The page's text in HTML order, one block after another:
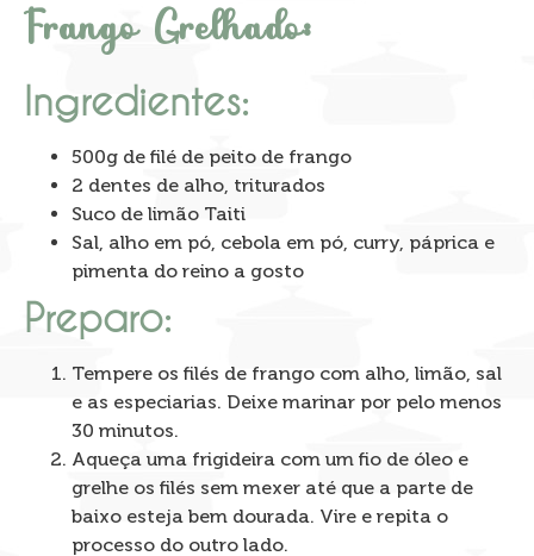
Frango Grelhado:
Ingredientes:
500g de filé de peito de frango
2 dentes de alho, triturados
Suco de limão Taiti
Sal, alho em pó, cebola em pó, curry, páprica e
pimenta do reino a gosto
Preparo:
Tempere os filés de frango com alho, limão, sal
e as especiarias. Deixe marinar por pelo menos
30 minutos.
Aqueça uma frigideira com um fio de óleo e
grelhe os filés sem mexer até que a parte de
baixo esteja bem dourada. Vire e repita o
processo do outro lado.